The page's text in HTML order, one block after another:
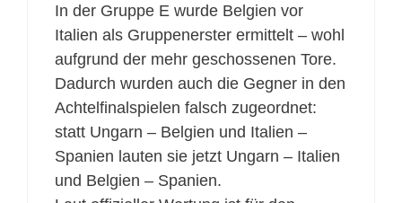
In der Gruppe E wurde Belgien vor
Italien als Gruppenerster ermittelt – wohl
aufgrund der mehr geschossenen Tore.
Dadurch wurden auch die Gegner in den
Achtelfinalspielen falsch zugeordnet:
statt Ungarn – Belgien und Italien –
Spanien lauten sie jetzt Ungarn – Italien
und Belgien – Spanien.